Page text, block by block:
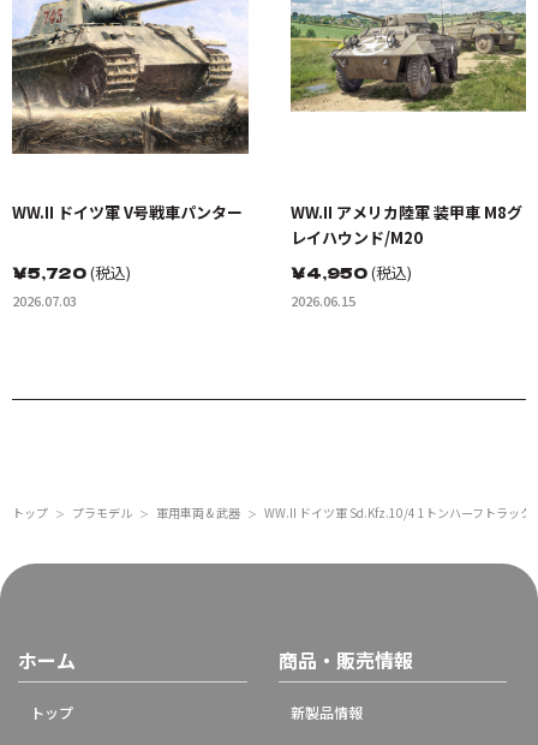
WW.II ドイツ軍 V号戦車パンター
￥5,720(税込)
2026.07.03
WW.II アメリカ陸軍 装甲車 M8グ
レイハウンド/M20
￥4,950(税込)
2026.06.15
トップ ＞ プラモデル ＞ 軍用車両 & 武器 ＞ WW.II ドイツ軍 Sd.Kfz.10/4 1トンハーフトラッ
ホーム
トップ
商品・販売情報
新製品情報